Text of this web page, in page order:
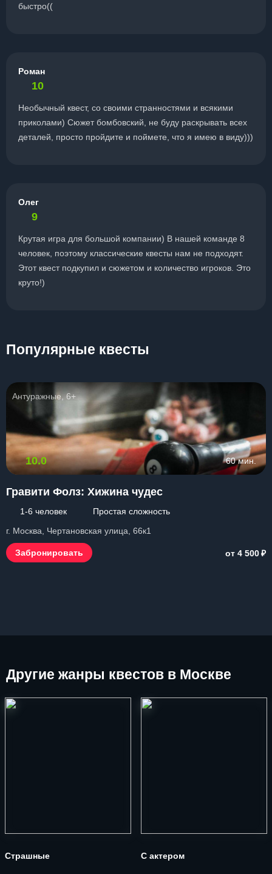
быстро((
Роман
10
Необычный квест, со своими странностями и всякими
приколами) Сюжет бомбовский, не буду раскрывать всех
деталей, просто пройдите и поймете, что я имею в виду)))
Олег
9
Крутая игра для большой компании) В нашей команде 8
человек, поэтому классические квесты нам не подходят.
Этот квест подкупил и сюжетом и количество игроков. Это
круто!)
Популярные квесты
Антуражные, 6+
10.0 60 мин.
Гравити Фолз: Хижина чудес
1-6 человек
Простая сложность
г. Москва, Чертановская улица, 66к1
Забронировать от 4 500₽
Другие жанры квестов в Москве
Страшные С актером